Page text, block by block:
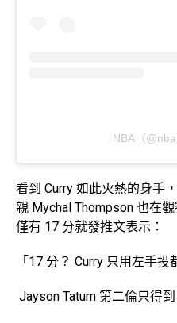
NBA（
看到 Curry 如此火熱的身手
親 Mychal Thompson 也在
僅有 17 分就發推文表示：
「17 分？ Curry 只用左手投
Jayson Tatum 第二倫只得到